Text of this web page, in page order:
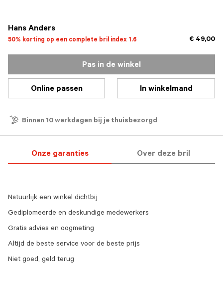
Hans Anders
50% korting op een complete bril index 1.6 € 49,00
Pas in de winkel
Online passen In winkelmand
Binnen 10 werkdagen bij je thuisbezorgd
Onze garanties Over deze bril
Natuurlijk een winkel dichtbij
Gediplomeerde en deskundige medewerkers
Gratis advies en oogmeting
Altijd de beste service voor de beste prijs
Niet goed, geld terug